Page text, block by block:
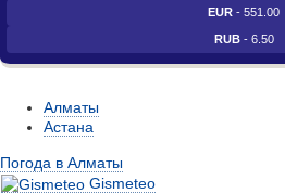
EUR - 551.00
RUB- 6.50
Алматы
Астана
Погода в Алматы
Gismeteo